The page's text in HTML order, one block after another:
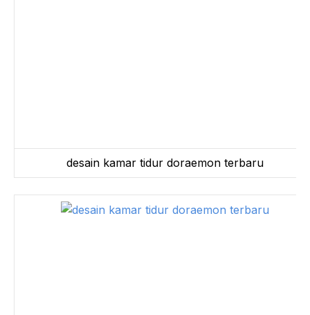
desain kamar tidur doraemon terbaru